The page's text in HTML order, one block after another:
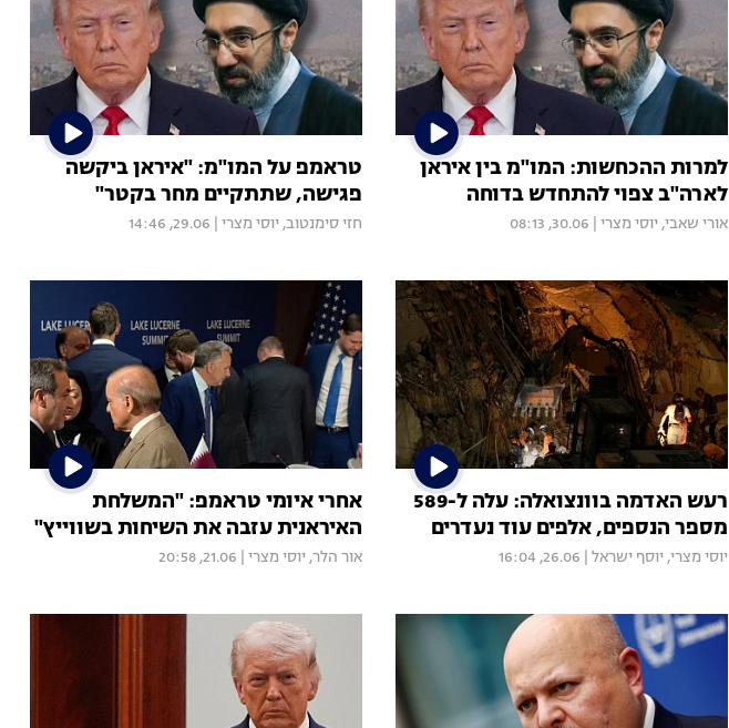
למרות ההכחשות: המו"מ בין איראן
לארה"ב צפוי להתחדש בדוחה
אורי שאבי, יוסי מצרי 30.06, 08:13
טראמפ על המו"מ: "איראן ביקשה
פגישה, שתתקיים מחר בקטר"
חזי סימנטוב, יוסי מצרי 29.06, 14:46
רעש האדמה בוונצואלה: עלה ל-589
מספר הנספים, אלפים עוד נעדרים
יוסי מצרי, יוסף ישראל 26.06, 16:04
אחרי איומי טראמפ: "המשלחת
האיראנית עזבה את השיחות בשווייץ"
אור הלר, יוסי מצרי 21.06, 20:58